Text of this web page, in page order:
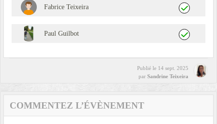
Fabrice Teixeira
Paul Guilbot
Publié le 14 sept. 2025
par Sandrine Teixeira
COMMENTEZ L’ÉVÈNEMENT